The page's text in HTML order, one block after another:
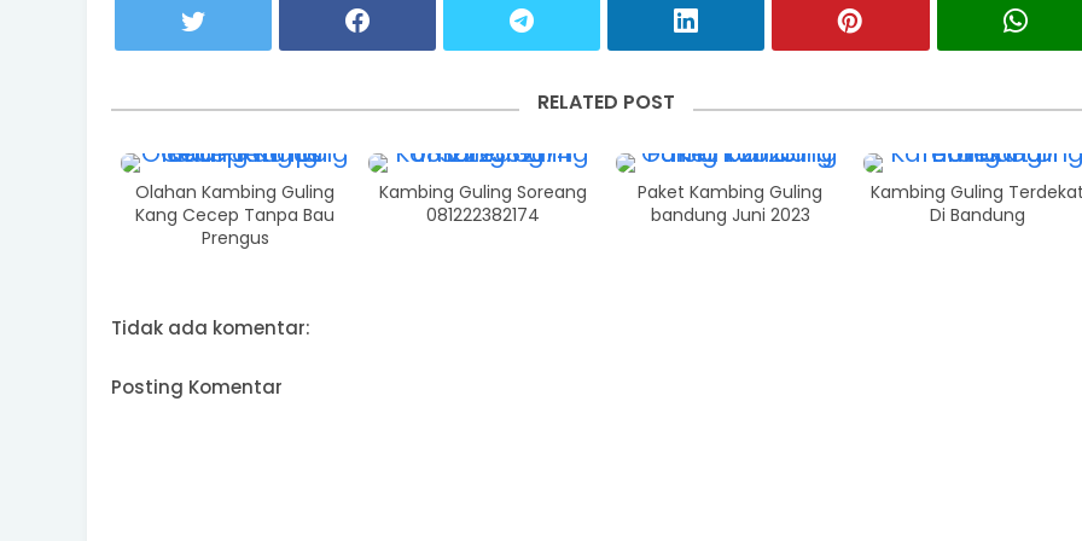
RELATED POST
Olahan Kambing Guling
Kang Cecep Tanpa Bau
Prengus
Kambing Guling Soreang
081222382174
Paket Kambing Guling
bandung Juni 2023
Kambing Guling
Di Bandung
Tidak ada komentar:
Posting Komentar